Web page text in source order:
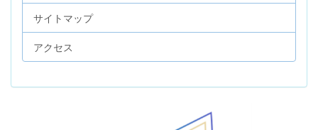
サイトマップ
アクセス